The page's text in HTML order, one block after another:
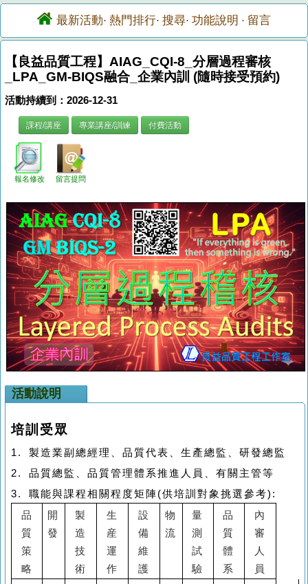
最新活動· 熱門排行· 搜尋· 功能說明 · 留言
【良益品質工程】AIAG_CQI-8_分層過程審核
_LPA_GM-BIQS融合_企業內訓 (隨時接受預約)
活動持續到：2026-12-31
課程/講座 專業講座/訓練 付費活動
報名修改 留言提問
活動說明
培訓受眾
1. 製造業副總經理、品質代表、生產總監、研發總監
2. 品質總監、品質管理體系推進人員、有關主管等
3. 職能與課程相關程度矩陣(供培訓對象挑選參考):
品
質
策
略
開
發
製
造
技
術
生
産
運
作
設
備
維
護
物
流
量
測
試
驗
品
質
體
系
內
審
人
員